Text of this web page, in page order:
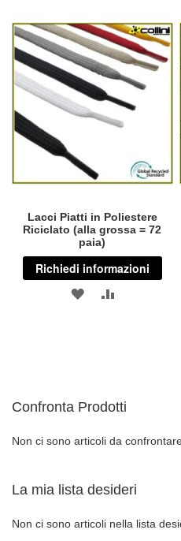
LISTA
DESIDERI
Lacci Piatti in Poliestere
Riciclato (alla grossa = 72
paia)
Richiedi informazioni
AGGIUNGIAGGIUNGI
Confronta Prodotti
Non ci sono articoli da
La mia lista desideri
Non ci sono articoli nella lista